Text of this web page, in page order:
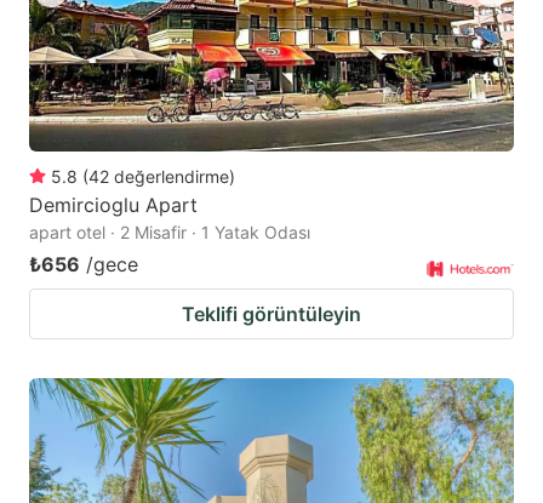
5.8 (42 değerlendirme)
Demircioglu Apart
apart otel · 2 Misafir · 1 Yatak Odası
₺656 /gece
Teklifi görüntüleyin